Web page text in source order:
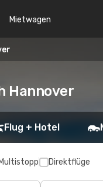
Mietwagen
Hannover
Flug + Hotel
Multistopp Direktflüge